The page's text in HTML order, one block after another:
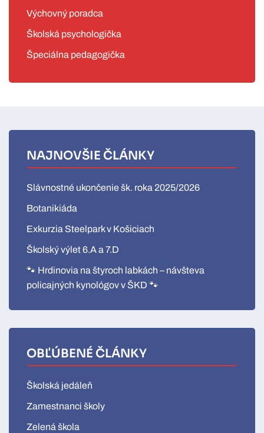
Výchovný poradca
Školská psychologička
Špeciálna pedagogička
NAJNOVŠIE ČLÁNKY
Slávnostné ukončenie šk. roka 2025/2026
Botanikiáda
Exkurzia Steelpark v Košiciach
Školský výlet 6.A a 7.D
🐾 Hrdinovia na štyroch labkách – návšteva
policajných kynológov v ŠKD 🐾
OBĽÚBENÉ ČLÁNKY
Školská jedáleň
Zamestnanci školy
Zelená škola